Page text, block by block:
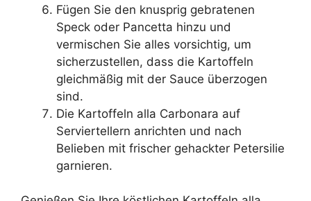
Fügen Sie den knusprig gebratenen
Speck oder Pancetta hinzu und
vermischen Sie alles vorsichtig, um
sicherzustellen, dass die Kartoffeln
gleichmäßig mit der Sauce überzogen
sind.
Die Kartoffeln alla Carbonara auf
Serviertellern anrichten und nach
Belieben mit frischer gehackter Petersilie
garnieren.